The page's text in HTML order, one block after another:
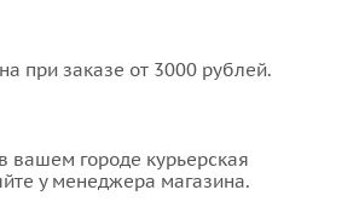
при заказе от 3000 рублей.
вашем городе курьерская
у менеджера магазина.